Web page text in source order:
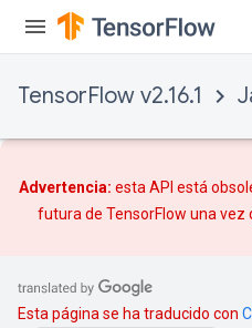
TensorFlow v2.16.1
Advertencia: esta API está
futura de TensorFlow una vez
Esta página se ha traducido con